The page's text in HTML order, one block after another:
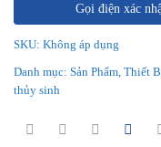
Gọi điện xác
SKU: Không áp dụng
Danh mục: Sản Phẩm Thiết
thủy sinh